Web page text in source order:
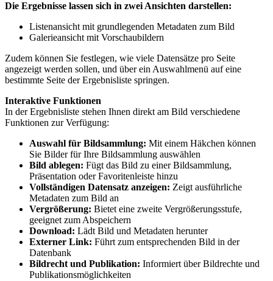
Die Ergebnisse lassen sich in zwei Ansichten darstellen:
Listenansicht mit grundlegenden Metadaten zum Bild
Galerieansicht mit Vorschaubildern
Zudem können Sie festlegen, wie viele Datensätze pro Seite
angezeigt werden sollen, und über ein Auswahlmenü auf eine
bestimmte Seite der Ergebnisliste springen.
Interaktive Funktionen
In der Ergebnisliste stehen Ihnen direkt am Bild verschiedene
Funktionen zur Verfügung:
Auswahl für Bildsammlung: Mit einem Häkchen können
Sie Bilder für Ihre Bildsammlung auswählen
Bild ablegen: Fügt das Bild zu einer Bildsammlung,
Präsentation oder Favoritenleiste hinzu
Vollständigen Datensatz anzeigen: Zeigt ausführliche
Metadaten zum Bild an
Vergrößerung: Bietet eine zweite Vergrößerungsstufe,
geeignet zum Abspeichern
Download: Lädt Bild und Metadaten herunter
Externer Link: Führt zum entsprechenden Bild in der
Datenbank
Bildrecht und Publikation: Informiert über Bildrechte und
Publikationsmöglichkeiten